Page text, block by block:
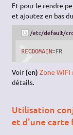
Et pour le rendre
et ajoutez en bas
/etc/default/
REGDOMAIN=FR
Voir(en) Zone WIFI
détails.
Utilisation
et d'une carte